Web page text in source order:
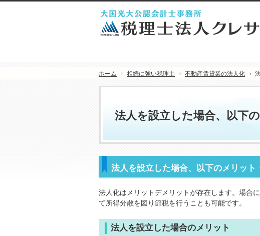
法人を設立した場合、以下
法人を設立した場合、以下のメリット
法人化はメリットデメリットが存在します。場合
て所得分散を図り節税を行うことも可能です。
法人を設立した場合のメリット
ホーム 相続に強い税理士 不動産賃貸業の法人化